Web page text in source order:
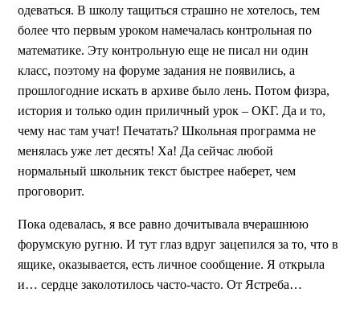
одеваться. В школу тащиться страшно не хотелось, тем
более что первым уроком намечалась контрольная по
математике. Эту контрольную еще не писал ни один
класс, поэтому на форуме задания не появились, а
прошлогодние искать в архиве было лень. Потом физра,
история и только один приличный урок – ОКГ. Да и то,
чему нас там учат! Печатать? Школьная программа не
менялась уже лет десять! Ха! Да сейчас любой
нормальный школьник текст быстрее наберет, чем
проговорит.
Пока одевалась, я все равно дочитывала вчерашнюю
форумскую ругню. И тут глаз вдруг зацепился за то, что в
ящике, оказывается, есть личное сообщение. Я открыла
и… сердце заколотилось часто-часто. От Ястреба…